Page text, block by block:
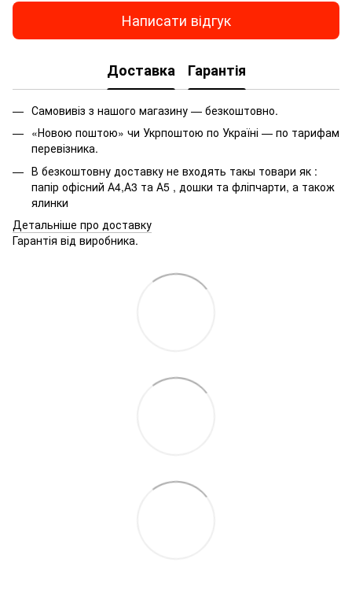
Настільні набори
Дитячі камери
Мастихіни купити
Художня книга для дітей
Письмове приладдя
Акриловий лак ціна
Побутова хімія рівне
Пастель купити
Написати відгук
Доставка Гарантія
Самовивіз з нашого магазину — безкоштовно.
«Новою поштою» чи Укрпоштою по Україні — по тарифам
перевізника.
В безкоштовну доставку не входять такы товари як :
папір офісний А4,А3 та А5 , дошки та фліпчарти, а також
ялинки
Детальніше про доставку
Гарантія від виробника.